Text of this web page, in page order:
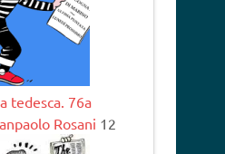
tedesca. 76a
Rosani 12